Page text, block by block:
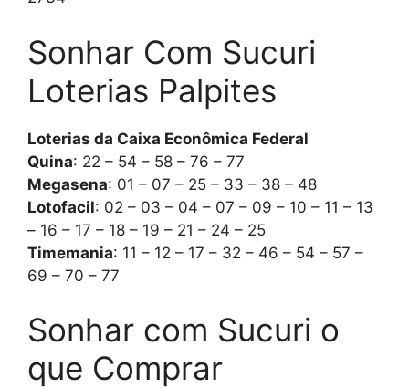
Sonhar Com Sucuri
Loterias Palpites
Loterias da Caixa Econômica Federal
Quina: 22 – 54 – 58 – 76 – 77
Megasena: 01 – 07 – 25 – 33 – 38 – 48
Lotofacil: 02 – 03 – 04 – 07 – 09 – 10 – 11 – 13
– 16 – 17 – 18 – 19 – 21 – 24 – 25
Timemania: 11 – 12 – 17 – 32 – 46 – 54 – 57 –
69 – 70 – 77
Sonhar com Sucuri o
que Comprar